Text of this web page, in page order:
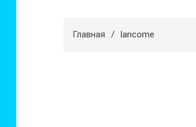
Главная lancome